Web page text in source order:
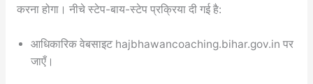
करना होगा। नीचे स्टेप-बाय-स्टेप प्रक्रिया दी गई है:
आधिकारिक वेबसाइट hajbhawancoaching.bihar.gov.in पर
जाएँ।